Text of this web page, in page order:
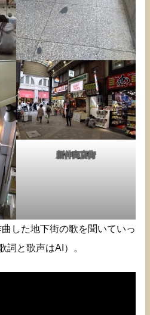
新仲商店街
した地下街の歌を聞いていっ
詞と歌声はAI）。